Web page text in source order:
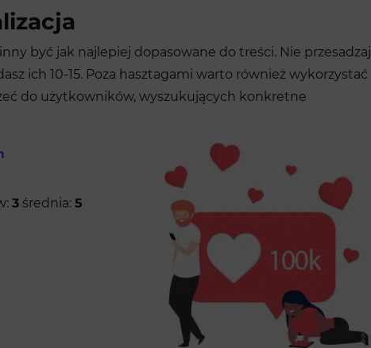
być jak najlepiej dopasowane do treści. Nie przesadzaj
ich 10-15. Poza hasztagami warto również wykorzystać
do użytkowników, wyszukujących konkretne
3 średnia: 5